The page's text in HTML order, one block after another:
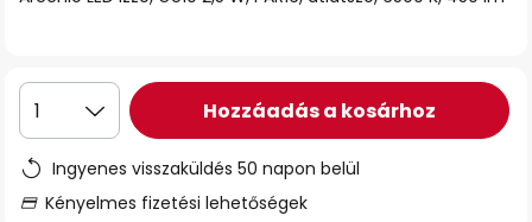
1 Hozzáadás a kosárhoz
Ingyenes visszaküldés 50 napon belül
Kényelmes fizetési lehetőségek